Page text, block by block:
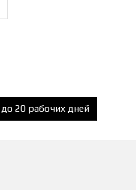
20 рабочих дней